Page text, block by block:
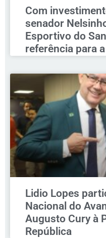
Com
senador
Esportivo do
referência para
Lidio Lopes
Nacional do
Augusto Cury à
República